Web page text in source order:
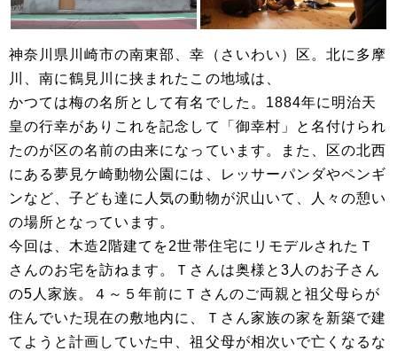
神奈川県川崎市の南東部、幸（さいわい）区。北に多摩
川、南に鶴見川に挟まれたこの地域は、
かつては梅の名所として有名でした。1884年に明治天
皇の行幸がありこれを記念して「御幸村」と名付けられ
たのが区の名前の由来になっています。また、区の北西
にある夢見ケ崎動物公園には、レッサーパンダやペンギ
ンなど、子ども達に人気の動物が沢山いて、人々の憩い
の場所となっています。
今回は、木造2階建てを2世帯住宅にリモデルされたＴ
さんのお宅を訪ねます。Ｔさんは奥様と3人のお子さん
の5人家族。４～５年前にＴさんのご両親と祖父母らが
住んでいた現在の敷地内に、Ｔさん家族の家を新築で建
てようと計画していた中、祖父母が相次いで亡くなるな